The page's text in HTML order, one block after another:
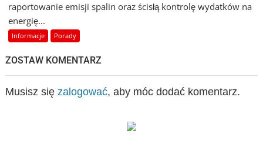
raportowanie emisji spalin oraz ścisłą kontrolę wydatków na
energię...
Informacje Porady
ZOSTAW KOMENTARZ
Musisz sięzalogować, aby móc dodać komentarz.